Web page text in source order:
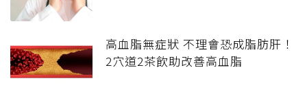
高血脂無症狀 不理會恐成脂肪肝！
2穴道2茶飲助改善高血脂